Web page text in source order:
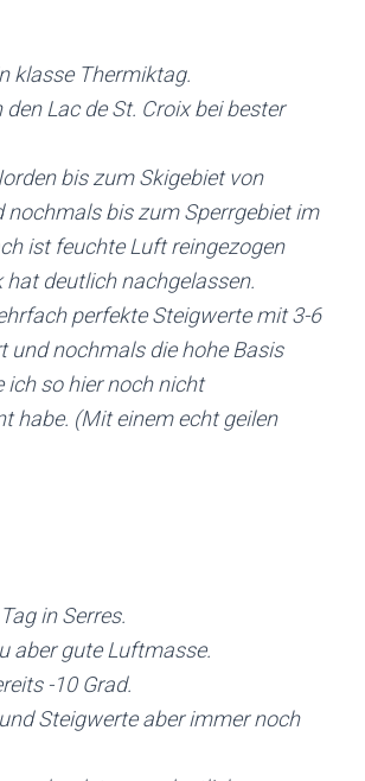
klasse Thermiktag.
Lac de St. Croix bei bester
bis zum Skigebiet von
nochmals bis zum Sperrgebiet im
ist feuchte Luft reingezogen
hat deutlich nachgelassen.
perfekte Steigwerte mit 3-6
und nochmals die hohe Basis
ich so hier noch nicht
habe. (Mit einem echt geilen
in Serres.
aber gute Luftmasse.
-10 Grad.
Steigwerte aber immer noch